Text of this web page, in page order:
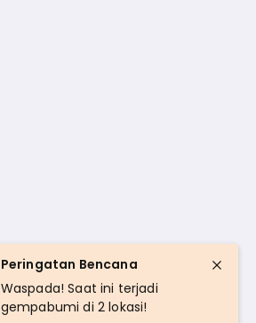
Peringatan Bencana
Waspada! Saat ini terjadi
gempabumi di 2 lokasi!